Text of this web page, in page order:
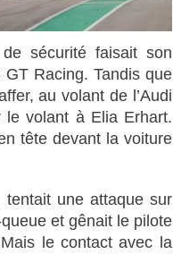
sécurité faisait son
Racing. Tandis que
au volant de l’Audi
volant à Elia Erhart.
tête devant la voiture
tentait une attaque sur
et gênait le pilote
le contact avec la